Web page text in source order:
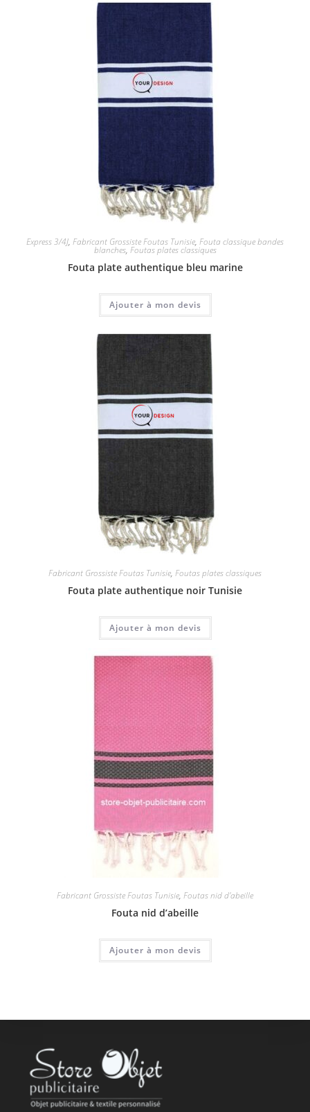
Express 3/4J, Fabricant Grossiste Foutas Tunisie, Fouta classique bandes
blanches, Foutas plates classiques
Fouta plate authentique bleu marine
Ajouter à mon devis
Fabricant Grossiste Foutas Tunisie, Foutas plates classiques
Fouta plate authentique noir Tunisie
Ajouter à mon devis
Fabricant Grossiste Foutas Tunisie, Foutas nid d'abeille
Fouta nid d’abeille
Ajouter à mon devis